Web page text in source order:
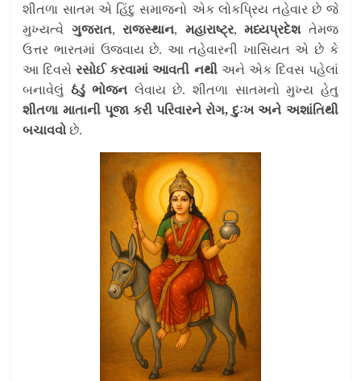
શીતળા સાતમ એ હિંદુ સમાજનો એક લોકપ્રિય તહેવાર છે જે
મુખ્યત્વે ગુજરાત,રાજસ્થાન, મહારાષ્ટ્ર,મધ્યપ્રદેશતેમજ
ઉત્તર ભારતમાં ઉજવાય છે. આ તહેવારની ખાસિયત એ છે કે
આ દિવસેરસોઈ કરવામાં આવતી નથીઅને એક દિવસ પહેલાં
બનાવેલું ઠંડું ભોજન લેવાય છે. શીતળા સાતમનો મુખ્ય હેતુ
શીતળા માતાની પૂજા કરી પરિવારને રોગ, દુઃખ અને અશાંતિથી
બચાવવો છે.